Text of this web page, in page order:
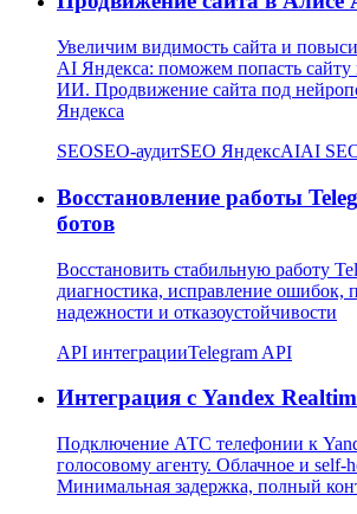
Увеличим видимость сайта и
AI Яндекса: поможем попасть
ИИ. Продвижение сайта под
Яндекса
SEOSEO-аудитSEO ЯндексAIAI
Восстановление работы
ботов
Восстановить стабильную работу
диагностика, исправление ошибок,
надежности и отказоустойчивости
API интеграцииTelegram API
Интеграция с Yandex
Подключение АТС телефонии к
голосовому агенту. Облачное и self-
Минимальная задержка, полный